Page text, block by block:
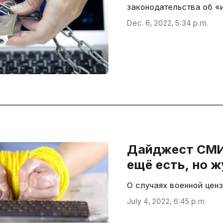
законодательства об
Dec. 6, 2022, 5:34 p.m.
Дайджест
ещё есть, но
О случаях военной
July 4, 2022, 6:45 p.m.